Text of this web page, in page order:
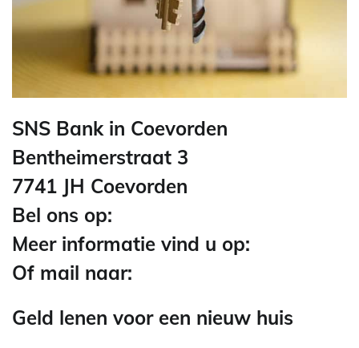
SNS Bank in Coevorden
Bentheimerstraat 3
7741 JH Coevorden
Bel ons op:
Meer informatie vind u op:
Of mail naar:
Geld lenen voor een nieuw huis